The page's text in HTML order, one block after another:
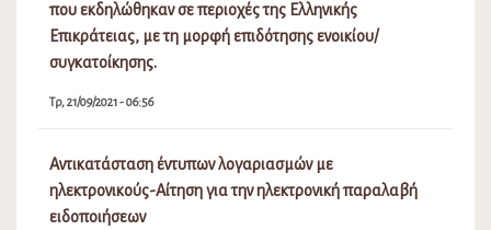
που εκδηλώθηκαν σε περιοχές της Ελληνικής
Επικράτειας, με τη μορφή επιδότησης ενοικίου/
συγκατοίκησης.
Τρ, 21/09/2021 - 06:56
Αντικατάσταση έντυπων λογαριασμών με
ηλεκτρονικούς-Αίτηση για την ηλεκτρονική παραλαβή
ειδοποιήσεων